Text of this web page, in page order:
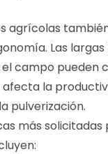
agrícolas
Las largas
campo pueden
la
pulverización.
más solicitadas